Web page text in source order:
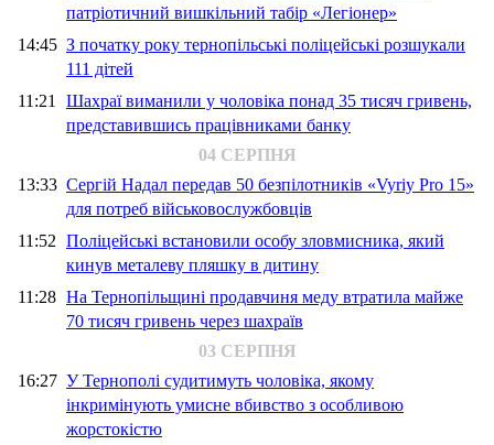
патріотичний вишкільний табір «Легіонер»
14:45 З початку року тернопільські поліцейські розшукали
111 дітей
11:21 Шахраї виманили у чоловіка понад 35 тисяч гривень,
представившись працівниками банку
04 СЕРПНЯ
13:33 Сергій Надал передав 50 безпілотників «Vyriy Pro 15»
для потреб військовослужбовців
11:52 Поліцейські встановили особу зловмисника, який
кинув металеву пляшку в дитину
11:28 На Тернопільщині продавчиня меду втратила майже
70 тисяч гривень через шахраїв
03 СЕРПНЯ
16:27 У Тернополі судитимуть чоловіка, якому
інкримінують умисне вбивство з особливою
жорстокістю